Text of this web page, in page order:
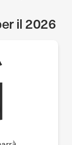
il 2026